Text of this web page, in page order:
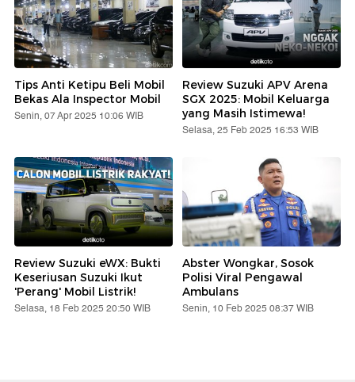
Tips Anti Ketipu Beli Mobil
Bekas Ala Inspector Mobil
Senin, 07 Apr 2025 10:06 WIB
Review Suzuki APV Arena
SGX 2025: Mobil Keluarga
yang Masih Istimewa!
Selasa, 25 Feb 2025 16:53 WIB
Review Suzuki eWX: Bukti
Keseriusan Suzuki Ikut
'Perang' Mobil Listrik!
Selasa, 18 Feb 2025 20:50 WIB
Abster Wongkar, Sosok
Polisi Viral Pengawal
Ambulans
Senin, 10 Feb 2025 08:37 WIB